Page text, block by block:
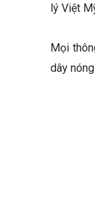
lý Việt
Mọi
dây nóng